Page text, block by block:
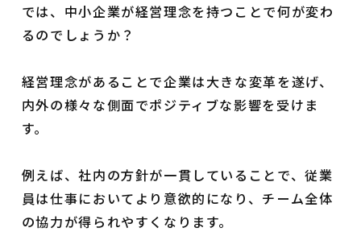
では、中小企業が経営理念を持つことで何が変わ
るのでしょうか？
経営理念があることで企業は大きな変革を遂げ、
内外の様々な側面でポジティブな影響を受けま
す。
例えば、社内の方針が一貫していることで、従業
員は仕事においてより意欲的になり、チーム全体
の協力が得られやすくなります。